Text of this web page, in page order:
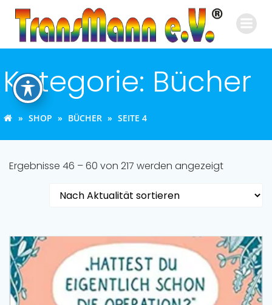
Inhalt
springen
Kategorie: Bücher
SHOP BÜCHER SEITE 4
Ergebnisse 46 – 60 von 217 werden angezeigtNach
sortiert